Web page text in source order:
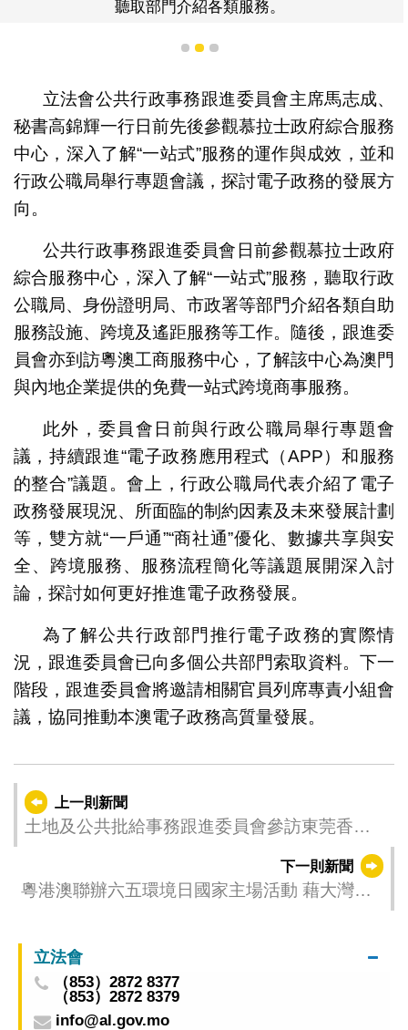
聽取部門介紹各類服務。
1 2 3
立法會公共行政事務跟進委員會主席馬志成、
秘書高錦輝一行日前先後參觀慕拉士政府綜合服務
中心，深入了解“一站式”服務的運作與成效，並和
行政公職局舉行專題會議，探討電子政務的發展方
向。
公共行政事務跟進委員會日前參觀慕拉士政府
綜合服務中心，深入了解“一站式”服務，聽取行政
公職局、身份證明局、市政署等部門介紹各類自助
服務設施、跨境及遙距服務等工作。隨後，跟進委
員會亦到訪粵澳工商服務中心，了解該中心為澳門
與內地企業提供的免費一站式跨境商事服務。
此外，委員會日前與行政公職局舉行專題會
議，持續跟進“電子政務應用程式（APP）和服務
的整合”議題。會上，行政公職局代表介紹了電子
政務發展現況、所面臨的制約因素及未來發展計劃
等，雙方就“一戶通”“商社通”優化、數據共享與安
全、跨境服務、服務流程簡化等議題展開深入討
論，探討如何更好推進電子政務發展。
為了解公共行政部門推行電子政務的實際情
況，跟進委員會已向多個公共部門索取資料。下一
階段，跟進委員會將邀請相關官員列席專責小組會
議，協同推動本澳電子政務高質量發展。
上一則新聞
土地及公共批給事務跟進委員會參訪東莞香港
下一則新聞
粵港澳聯辦六五環境日國家主場活動 藉大灣區
立法會
（853）2872 8377
（853）2872 8379
info@al.gov.mo